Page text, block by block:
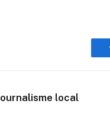
local